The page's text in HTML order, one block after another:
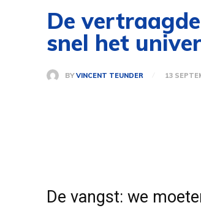
De
snel het
BY VINCENT TEUNDER 13
De vangst: we